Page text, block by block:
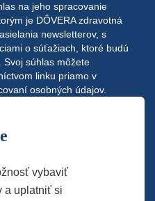
na jeho spracovanie
je DÔVERA zdravotná
newsletterov, s
o súťažiach, ktoré budú
. Svoj súhlas môžete
linku priamo v
osobných údajov.
vybaviť
a uplatniť si